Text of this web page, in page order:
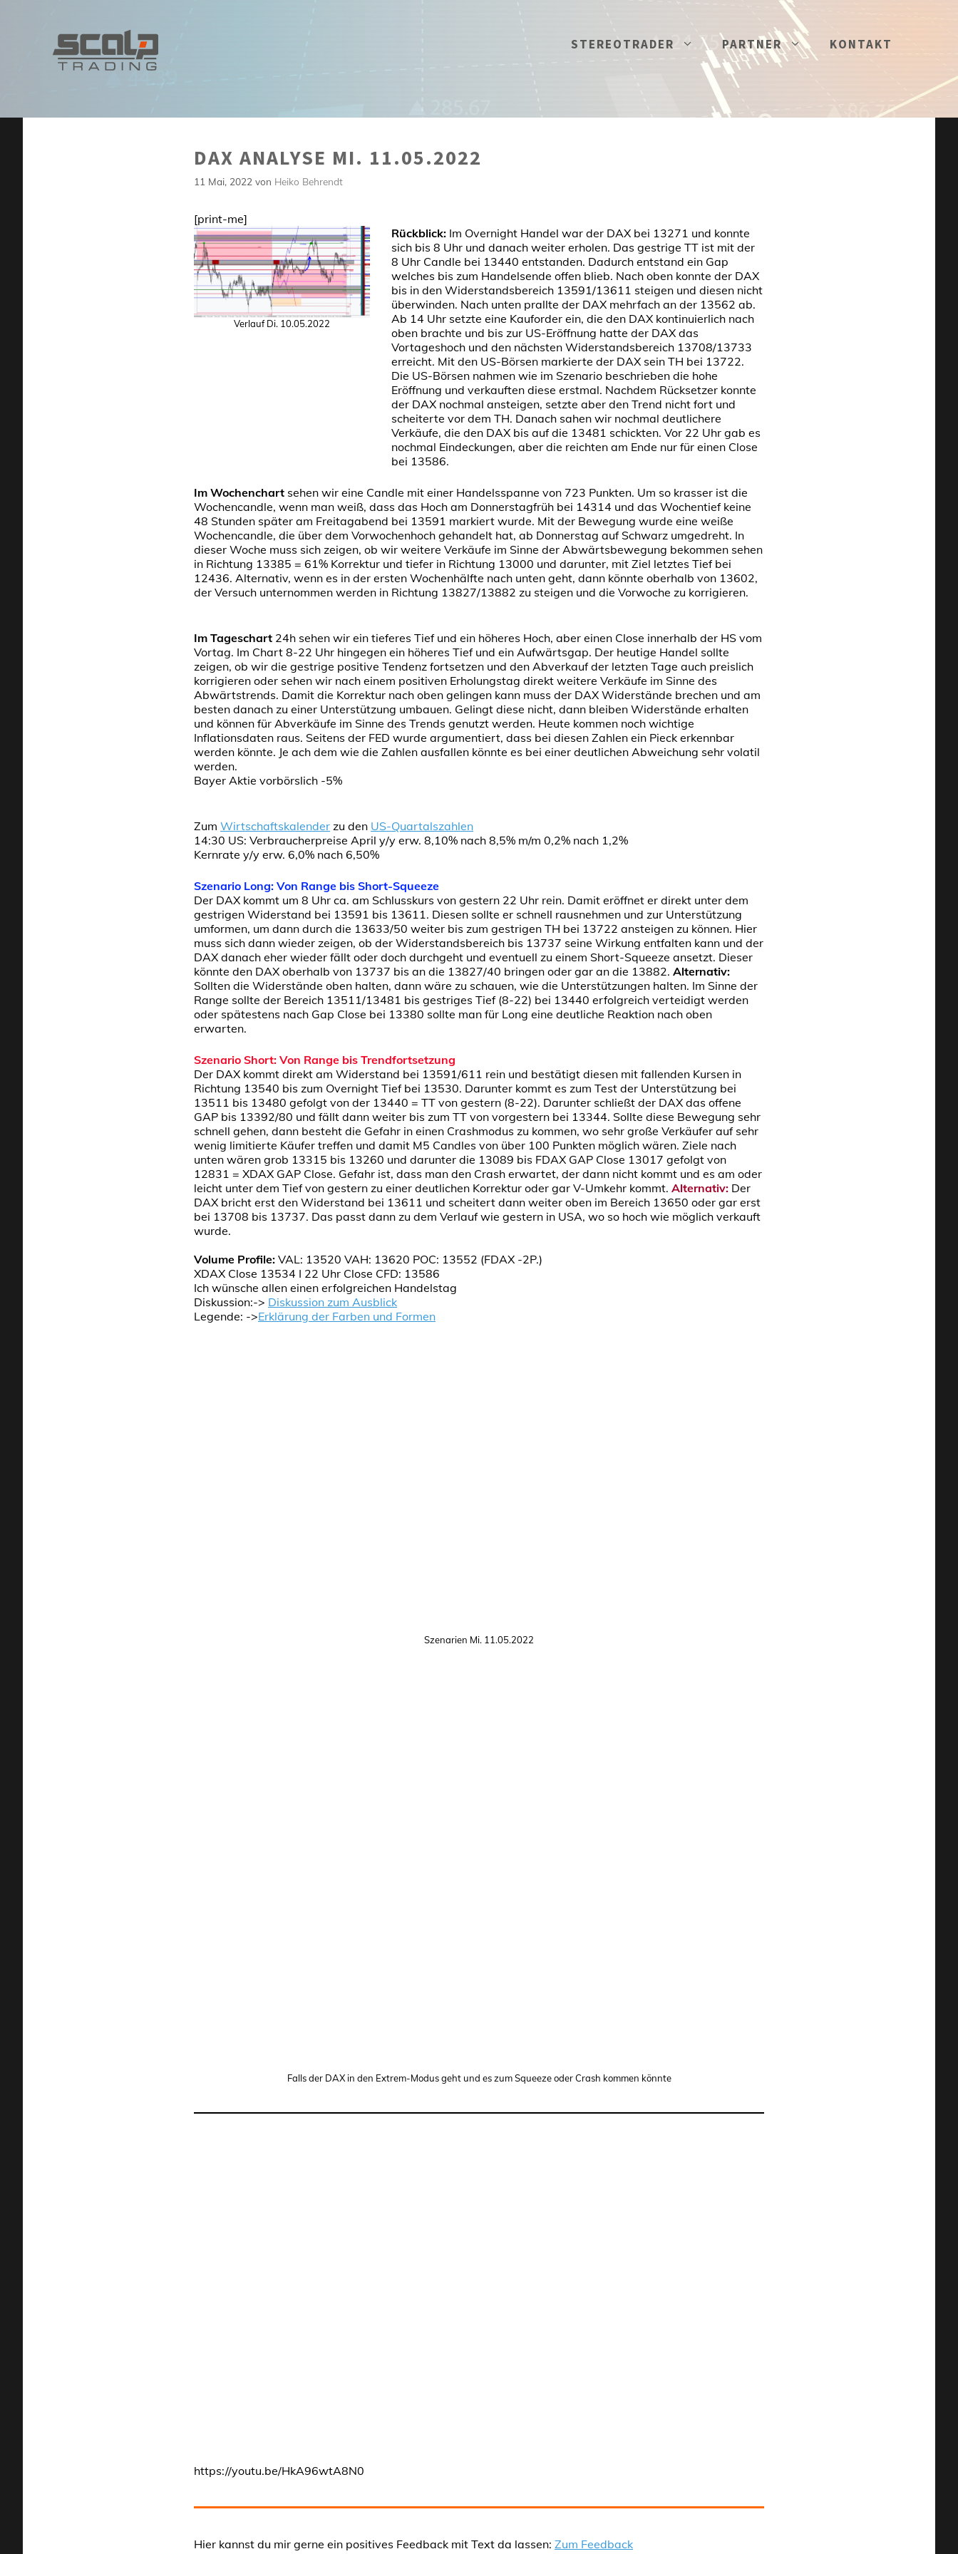
STEREOTRADER PARTNER KONTAKT
DAX ANALYSE MI. 11.05.2022
11 Mai, 2022 von Heiko Behrendt
[print-me]
Verlauf Di. 10.05.2022
Rückblick:Im Overnight Handel war der DAX bei 13271 und konnte
sich bis 8 Uhr und danach weiter erholen. Das gestrige TT ist mit der
8 Uhr Candle bei 13440 entstanden. Dadurch entstand ein Gap
welches bis zum Handelsende offen blieb. Nach oben konnte der DAX
bis in den Widerstandsbereich 13591/13611 steigen und diesen nicht
überwinden. Nach unten prallte der DAX mehrfach an der 13562 ab.
Ab 14 Uhr setzte eine Kauforder ein, die den DAX kontinuierlich nach
oben brachte und bis zur US-Eröffnung hatte der DAX das
Vortageshoch und den nächsten Widerstandsbereich 13708/13733
erreicht. Mit den US-Börsen markierte der DAX sein TH bei 13722.
Die US-Börsen nahmen wie im Szenario beschrieben die hohe
Eröffnung und verkauften diese erstmal. Nachdem Rücksetzer konnte
der DAX nochmal ansteigen, setzte aber den Trend nicht fort und
scheiterte vor dem TH. Danach sahen wir nochmal deutlichere
Verkäufe, die den DAX bis auf die 13481 schickten. Vor 22 Uhr gab es
nochmal Eindeckungen, aber die reichten am Ende nur für einen Close
bei 13586.
Im Wochenchart sehen wir eine Candle mit einer Handelsspanne von 723 Punkten. Um so krasser ist die
Wochencandle, wenn man weiß, dass das Hoch am Donnerstagfrüh bei 14314 und das Wochentief keine
48 Stunden später am Freitagabend bei 13591 markiert wurde. Mit der Bewegung wurde eine weiße
Wochencandle, die über dem Vorwochenhoch gehandelt hat, ab Donnerstag auf Schwarz umgedreht. In
dieser Woche muss sich zeigen, ob wir weitere Verkäufe im Sinne der Abwärtsbewegung bekommen sehen
in Richtung 13385 = 61% Korrektur und tiefer in Richtung 13000 und darunter, mit Ziel letztes Tief bei
12436. Alternativ, wenn es in der ersten Wochenhälfte nach unten geht, dann könnte oberhalb von 13602,
der Versuch unternommen werden in Richtung 13827/13882 zu steigen und die Vorwoche zu korrigieren.
Im Tageschart 24h sehen wir ein tieferes Tief und ein höheres Hoch, aber einen Close innerhalb der HS vom
Vortag. Im Chart 8-22 Uhr hingegen ein höheres Tief und ein Aufwärtsgap. Der heutige Handel sollte
zeigen, ob wir die gestrige positive Tendenz fortsetzen und den Abverkauf der letzten Tage auch preislich
korrigieren oder sehen wir nach einem positiven Erholungstag direkt weitere Verkäufe im Sinne des
Abwärtstrends. Damit die Korrektur nach oben gelingen kann muss der DAX Widerstände brechen und am
besten danach zu einer Unterstützung umbauen. Gelingt diese nicht, dann bleiben Widerstände erhalten
und können für Abverkäufe im Sinne des Trends genutzt werden. Heute kommen noch wichtige
Inflationsdaten raus. Seitens der FED wurde argumentiert, dass bei diesen Zahlen ein Pieck erkennbar
werden könnte. Je ach dem wie die Zahlen ausfallen könnte es bei einer deutlichen Abweichung sehr volatil
werden.
Bayer Aktie vorbörslich -5%
Zum Wirtschaftskalender zu den US-Quartalszahlen
14:30 US: Verbraucherpreise April y/y erw. 8,10% nach 8,5% m/m 0,2% nach 1,2%
Kernrate y/y erw. 6,0% nach 6,50%
Szenario Long: Von Range bis Short-Squeeze
Der DAX kommt um 8 Uhr ca. am Schlusskurs von gestern 22 Uhr rein. Damit eröffnet er direkt unter dem
gestrigen Widerstand bei 13591 bis 13611. Diesen sollte er schnell rausnehmen und zur Unterstützung
umformen, um dann durch die 13633/50 weiter bis zum gestrigen TH bei 13722 ansteigen zu können. Hier
muss sich dann wieder zeigen, ob der Widerstandsbereich bis 13737 seine Wirkung entfalten kann und der
DAX danach eher wieder fällt oder doch durchgeht und eventuell zu einem Short-Squeeze ansetzt. Dieser
könnte den DAX oberhalb von 13737 bis an die 13827/40 bringen oder gar an die 13882. Alternativ:
Sollten die Widerstände oben halten, dann wäre zu schauen, wie die Unterstützungen halten. Im Sinne der
Range sollte der Bereich 13511/13481 bis gestriges Tief (8-22) bei 13440 erfolgreich verteidigt werden
oder spätestens nach Gap Close bei 13380 sollte man für Long eine deutliche Reaktion nach oben
erwarten.
Szenario Short: Von Range bis Trendfortsetzung
Der DAX kommt direkt am Widerstand bei 13591/611 rein und bestätigt diesen mit fallenden Kursen in
Richtung 13540 bis zum Overnight Tief bei 13530. Darunter kommt es zum Test der Unterstützung bei
13511 bis 13480 gefolgt von der 13440 = TT von gestern (8-22). Darunter schließt der DAX das offene
GAP bis 13392/80 und fällt dann weiter bis zum TT von vorgestern bei 13344. Sollte diese Bewegung sehr
schnell gehen, dann besteht die Gefahr in einen Crashmodus zu kommen, wo sehr große Verkäufer auf sehr
wenig limitierte Käufer treffen und damit M5 Candles von über 100 Punkten möglich wären. Ziele nach
unten wären grob 13315 bis 13260 und darunter die 13089 bis FDAX GAP Close 13017 gefolgt von
12831 = XDAX GAP Close. Gefahr ist, dass man den Crash erwartet, der dann nicht kommt und es am oder
leicht unter dem Tief von gestern zu einer deutlichen Korrektur oder gar V-Umkehr kommt. Alternativ: Der
DAX bricht erst den Widerstand bei 13611 und scheitert dann weiter oben im Bereich 13650 oder gar erst
bei 13708 bis 13737. Das passt dann zu dem Verlauf wie gestern in USA, wo so hoch wie möglich verkauft
wurde.
Volume Profile: VAL: 13520 VAH: 13620 POC: 13552 (FDAX -2P.)
XDAX Close 13534 I 22 Uhr Close CFD: 13586
Ich wünsche allen einen erfolgreichen Handelstag
Diskussion:-> Diskussion zum Ausblick
Legende: ->Erklärung der Farben und Formen
Szenarien Mi. 11.05.2022
Falls der DAX in den Extrem-Modus geht und es zum Squeeze oder Crash kommen könnte
https://youtu.be/HkA96wtA8N0
Hier kannst du mir gerne ein positives Feedback mit Text da lassen: Zum Feedback